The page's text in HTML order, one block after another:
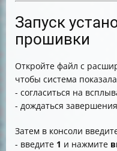
Запуск
прошивки
Откройте файл с
чтобы система
- согласиться на
- дождаться
Затем в консоли
- введите 1 и нажмите